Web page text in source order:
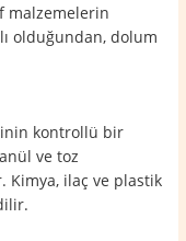
malzemelerin
olduğundan, dolum
kontrollü bir
ve toz
ilaç ve plastik